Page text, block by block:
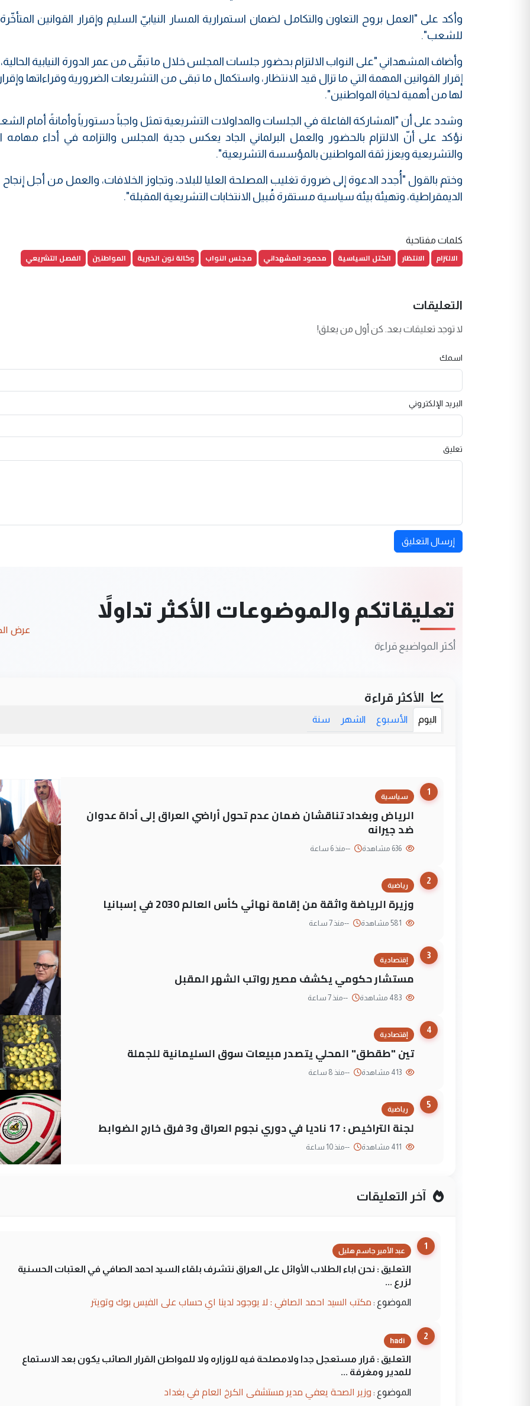
وأكد على "العمل بروح التعاون والتكامل لضمان استمرارية المسار النيابيّ السليم وإقرار القوانين
للشعب".
وأضاف المشهداني "على النواب الالتزام بحضور جلسات المجلس خلال ما تبقّى من عمر الدورة النيابية
إقرار القوانين المهمة التي ما تزال قيد الانتظار، واستكمال ما تبقى من التشريعات الضرورية وقراءاتها
لها من أهمية لحياة المواطنين".
وشدد على أن "المشاركة الفاعلة في الجلسات والمداولات التشريعية تمثل واجباً دستورياً وأمانةً أمام
نؤكد على أنّ الالتزام بالحضور والعمل البرلماني الجاد يعكس جدية المجلس والتزامه في أداء مهامه
والتشريعية ويعزز ثقة المواطنين بالمؤسسة التشريعية".
وختم بالقول "أُجدد الدعوة إلى ضرورة تغليب المصلحة العليا للبلاد، وتجاوز الخلافات، والعمل من أجل إنجاح
الديمقراطية، وتهيئة بيئة سياسية مستقرة قُبيل الانتخابات التشريعية المقبلة".
كلمات مفتاحية
الالتزام الانتظار الكتل السياسية محمود المشهداني مجلس النواب وكالة نون الخبرية المواطنين الفصل التشريعي
التعليقات
لا توجد تعليقات بعد. كن أول من يعلق!
اسمك
البريد الإلكتروني
تعليق
إرسال التعليق
تعليقاتكم والموضوعات الأكثر تداولاً
أكثر المواضيع قراءة
عرض
الأكثر قراءة
اليوم الأسبوع الشهر سنة
1
سياسية
الرياض وبغداد تناقشان ضمان عدم تحول أراضي العراق إلى أداة عدوان
ضد جيرانه
--منذ 6 ساعة
2
رياضية
وزيرة الرياضة واثقة من إقامة نهائي كأس العالم 2030 في إسبانيا
--منذ 7 ساعة
3
إقتصادية
مستشار حكومي يكشف مصير رواتب الشهر المقبل
--منذ 7 ساعة
4
إقتصادية
تين "طقطق" المحلي يتصدر مبيعات سوق السليمانية للجملة
--منذ 8 ساعة
5
رياضية
لجنة التراخيص : 17 ناديا في دوري نجوم العراق و3 فرق خارج الضوابط
--منذ 10 ساعة
آخر التعليقات
1
عبد الأمير جاسم هليل
التعليق : نحن اباء الطلاب الأوائل على العراق نتشرف بلقاء السيد احمد الصافي في العتبات الحسنية
لزرع ...
الموضوع : مكتب السيد احمد الصافي : لا يوجود لدينا اي حساب على الفيس بوك وتويتر
2
hadi
التعليق : قرار مستعجل جدا ولامصلحة فيه للوزاره ولا للمواطن القرار الصائب يكون بعد الاستماع
للمدير ومغرفة ...
الموضوع : وزير الصحة يعفي مدير مستشفى الكرخ العام في بغداد